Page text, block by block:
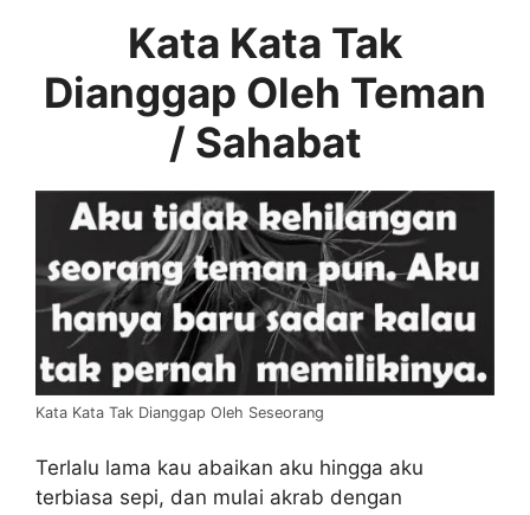
Kata Kata Tak
Dianggap Oleh Teman
/ Sahabat
Kata Kata Tak Dianggap Oleh Seseorang
Terlalu lama kau abaikan aku hingga aku
terbiasa sepi, dan mulai akrab dengan